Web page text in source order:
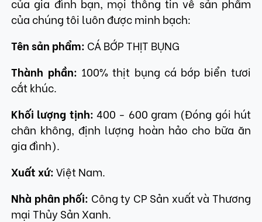
của chúng tôi luôn được minh bạch:
Tên sản phẩm: CÁ BỚP THỊT BỤNG
Thành phần: 100% thịt bụng cá bớp biển tươi
cắt khúc.
Khối lượng tịnh: 400 - 600 gram (Đóng gói hút
chân không, định lượng hoàn hảo cho bữa ăn
gia đình).
Xuất xứ:Việt Nam.
Nhà phân phối: Công ty CP Sản xuất và Thương
mại Thủy Sản Xanh.